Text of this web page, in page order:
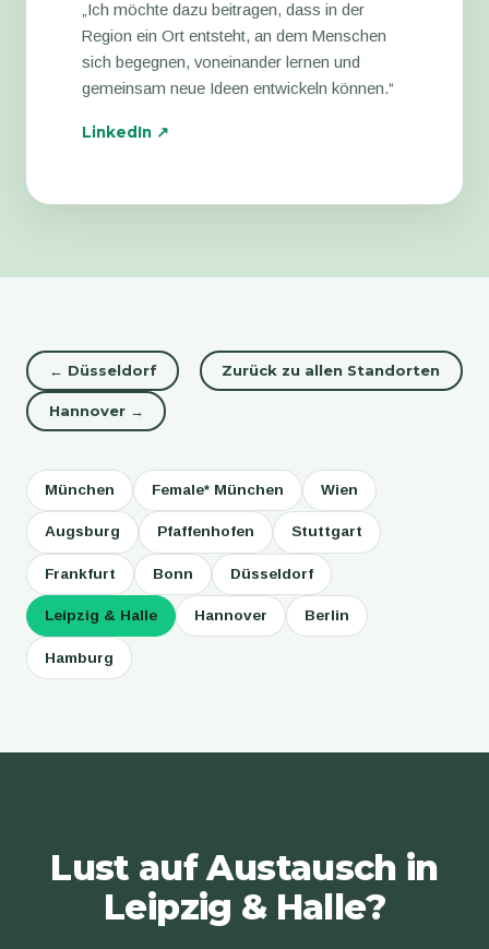
„Ich möchte dazu beitragen, dass in der
Region ein Ort entsteht, an dem Menschen
sich begegnen, voneinander lernen und
gemeinsam neue Ideen entwickeln können.“
LinkedIn ↗
← Düsseldorf Zurück zu allen Standorten
Hannover →
München Female* München Wien
Augsburg Pfaffenhofen Stuttgart
Frankfurt Bonn Düsseldorf
Leipzig & Halle Hannover Berlin
Hamburg
Lust auf Austausch in
Leipzig & Halle?